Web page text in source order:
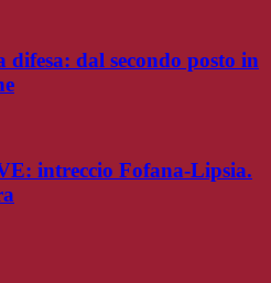
dal secondo posto in
intreccio Fofana-Lipsia.